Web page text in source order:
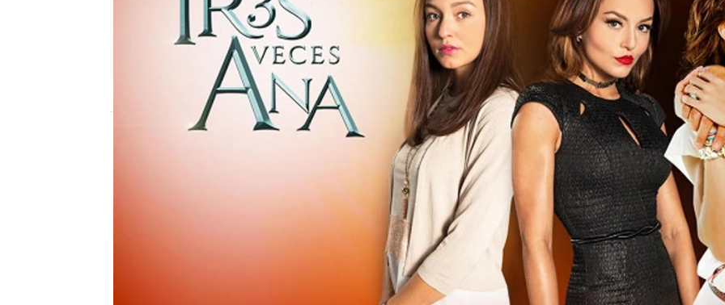
WhatsappFacebook
X
Soledad Hernández, quien estaba sufriendo por la perdida de
su pequeña hija, encuentra a Ana Lucía y la cría como si fuera
suya aunque descubre quien es en realidad.
Varios años más tarde, Ana Laura es una muchacha dulce que
quiere encontrar a su hermana perdida, pero ha quedado sin